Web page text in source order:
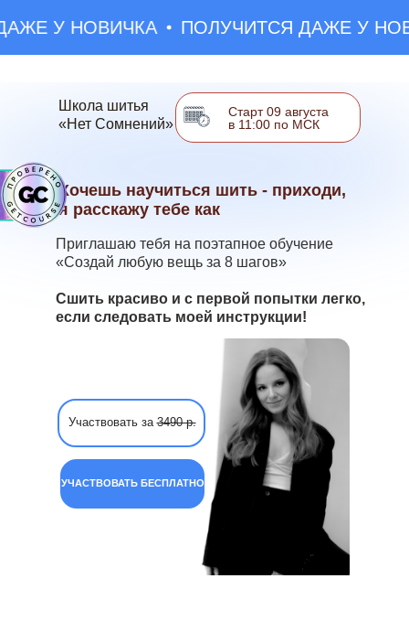
У НОВИЧКА ПОЛУЧИТСЯ ДАЖЕ У
Школа шитья
«Нет Сомнений»
Приглашаю тебя на поэтапное обучение
«Создай любую вещь за 8 шагов»
Сшить красиво и с первой попытки легко,
если следовать моей инструкции!
Хочешь научиться шить - приходи,
я расскажу тебе как
УЧАСТВОВАТЬ БЕСПЛАТНО
Старт 09 августа
в 11:00 по МСК
Участвовать за3490 р.